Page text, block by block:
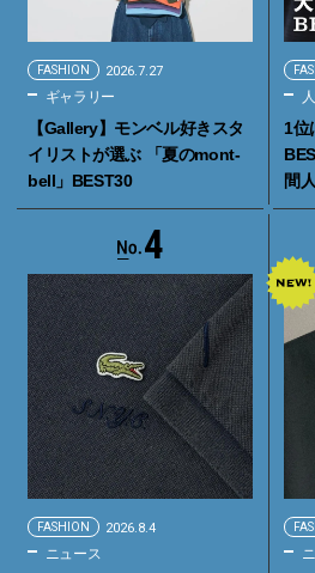
FASHION 2026.7.27
ギャラリー
【Gallery】モンベル好きスタ
イリストが選ぶ 「夏のmont-
bell」BEST30
1位
間
4
FASHION 2026.8.4
ニュース